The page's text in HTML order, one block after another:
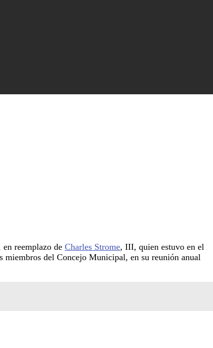
en reemplazo de Charles Strome, III, quien estuvo en el
del Concejo Municipal, en su reunión anual